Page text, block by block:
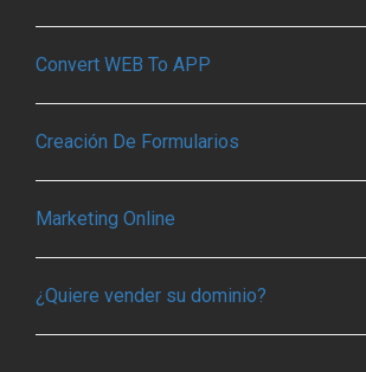
Convert WEB To APP
Creación De Formularios
Marketing Online
¿Quiere vender su dominio?